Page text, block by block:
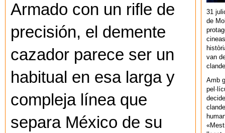
Armado con un rifle de
precisión, el demente
cazador parece ser un
habitual en esa larga y
compleja línea que
separa México de su
31
de
van
Amb